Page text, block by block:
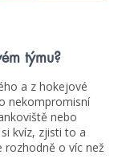
týmu?
a z hokejové
nekompromisní
nebo
kvíz, zjisti to a
rozhodně o víc než